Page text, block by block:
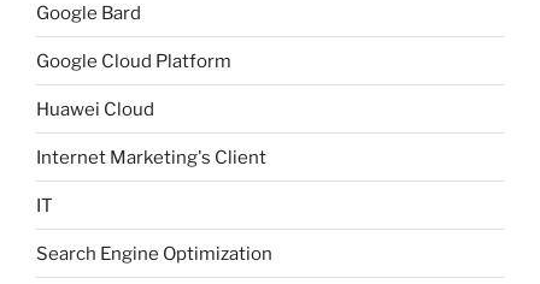
Google Bard
Google Cloud Platform
Huawei Cloud
Internet Marketing's Client
IT
Search Engine Optimization